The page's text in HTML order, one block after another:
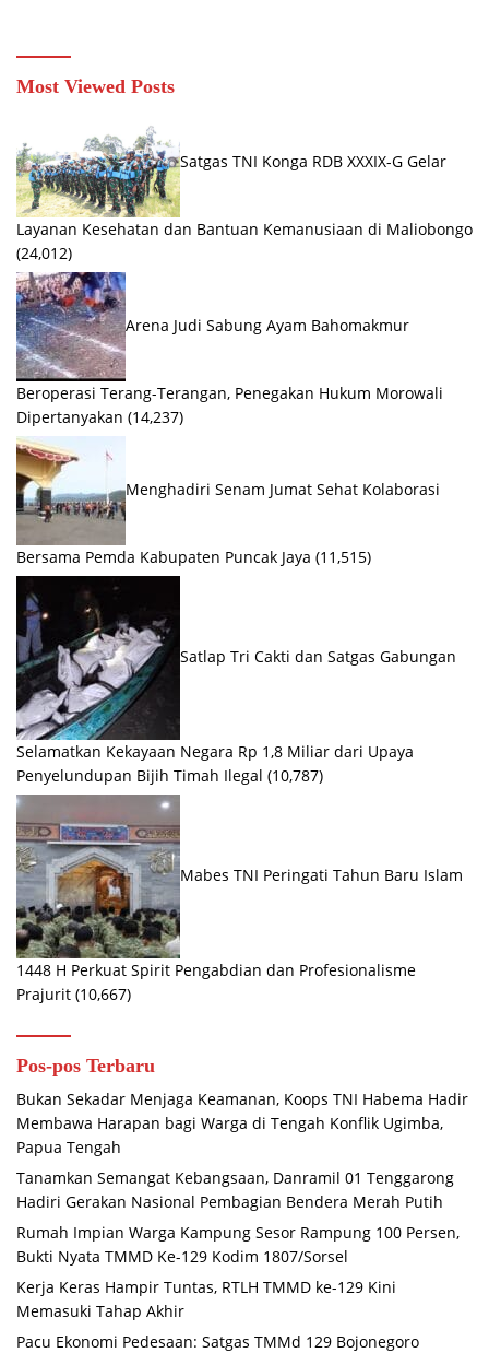
Most Viewed Posts
Satgas TNI Konga RDB XXXIX-G Gelar
Layanan Kesehatan dan Bantuan Kemanusiaan di Maliobongo
(24,012)
Arena Judi Sabung Ayam Bahomakmur
Beroperasi Terang-Terangan, Penegakan Hukum Morowali
Dipertanyakan (14,237)
Menghadiri Senam Jumat Sehat Kolaborasi
Bersama Pemda Kabupaten Puncak Jaya (11,515)
Satlap Tri Cakti dan Satgas Gabungan
Selamatkan Kekayaan Negara Rp 1,8 Miliar dari Upaya
Penyelundupan Bijih Timah Ilegal (10,787)
Mabes TNI Peringati Tahun Baru Islam
1448 H Perkuat Spirit Pengabdian dan Profesionalisme
Prajurit (10,667)
Pos-pos Terbaru
Bukan Sekadar Menjaga Keamanan, Koops TNI Habema Hadir
Membawa Harapan bagi Warga di Tengah Konflik Ugimba,
Papua Tengah
Tanamkan Semangat Kebangsaan, Danramil 01 Tenggarong
Hadiri Gerakan Nasional Pembagian Bendera Merah Putih
Rumah Impian Warga Kampung Sesor Rampung 100 Persen,
Bukti Nyata TMMD Ke-129 Kodim 1807/Sorsel
Kerja Keras Hampir Tuntas, RTLH TMMD ke-129 Kini
Memasuki Tahap Akhir
Pacu Ekonomi Pedesaan: Satgas TMMd 129 Bojonegoro